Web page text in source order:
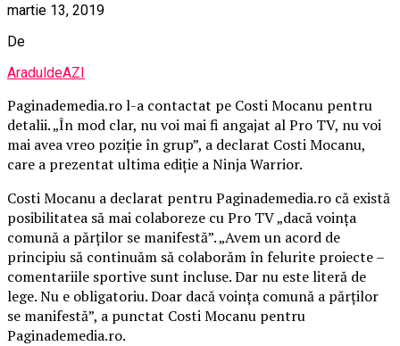
martie 13, 2019
De
AraduldeAZI
Paginademedia.ro l-a contactat pe Costi Mocanu pentru
detalii. „În mod clar, nu voi mai fi angajat al Pro TV, nu voi
mai avea vreo poziție în grup”, a declarat Costi Mocanu,
care a prezentat ultima ediție a Ninja Warrior.
Costi Mocanu a declarat pentru Paginademedia.ro că există
posibilitatea să mai colaboreze cu Pro TV „dacă voința
comună a părților se manifestă”. „Avem un acord de
principiu să continuăm să colaborăm în felurite proiecte –
comentariile sportive sunt incluse. Dar nu este literă de
lege. Nu e obligatoriu. Doar dacă voința comună a părților
se manifestă”, a punctat Costi Mocanu pentru
Paginademedia.ro.